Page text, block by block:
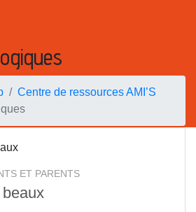
Centre de ressources AMI’S
ET PARENTS